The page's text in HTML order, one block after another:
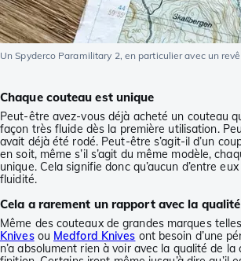
Un Spyderco Paramilitary 2, en particulier avec un
Chaque couteau est unique
Peut-être avez-vous déjà acheté un couteau
façon très fluide dès la première utilisation.
avait déjà été rodé. Peut-être s’agit-il d’un
en soit, même s’il s’agit du même modèle,
unique. Cela signifie donc qu’aucun d’entre
fluidité.
Cela a rarement un rapport avec la qualité
Même des couteaux de grandes marques
Knivesou Medford Knives ont besoin d’une
n’a absolument rien à voir avec la qualité de